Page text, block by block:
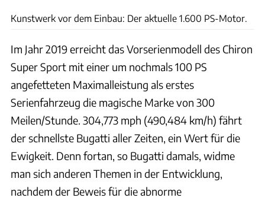
Kunstwerk vor dem Einbau: Der aktuelle 1.600 PS-Motor.
Im Jahr 2019 erreicht das Vorserienmodell des Chiron
Super Sport mit einer um nochmals 100 PS
angefetteten Maximalleistung als erstes
Serienfahrzeug die magische Marke von 300
Meilen/Stunde. 304,773 mph (490,484 km/h) fährt
der schnellste Bugatti aller Zeiten, ein Wert für die
Ewigkeit. Denn fortan, so Bugatti damals, widme
man sich anderen Themen in der Entwicklung,
nachdem der Beweis für die abnorme